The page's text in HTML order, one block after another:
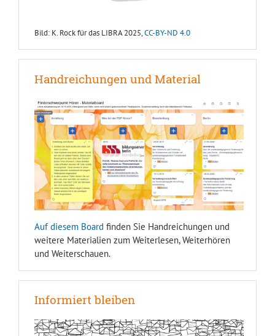
Bild: K. Rock für das LIBRA 2025,CC-BY-ND 4.0
Handreichungen und Material
Auf diesem Board finden Sie Handreichungen und
weitere Materialien zum Weiterlesen, Weiterhören
und Weiterschauen.
Informiert bleiben